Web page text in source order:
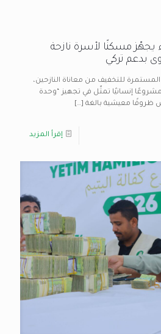
يجهّز مسكنًا لأسرة نازحة
بدعم تركي
المستمرة للتخفيف من معاناة النازحين،
مشروعًا إنسانيًا تمثّل في تجهيز “وحدة
ظروفًا معيشية بالغة […]
إقرأ المزيد